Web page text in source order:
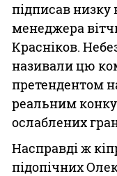
підписав низку
менеджера
Красніков.
називали цю
претендентом
реальним
ослаблених
Насправді ж
підопічних